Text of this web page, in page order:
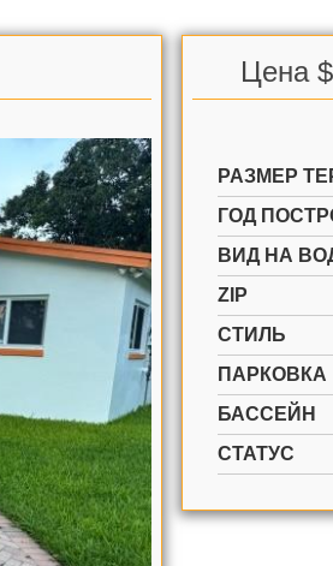
Цена
РАЗМЕР
ГОД
ВИД НА
ZIP
СТИЛЬ
ПАРКОВКА
БАССЕЙН
СТАТУС